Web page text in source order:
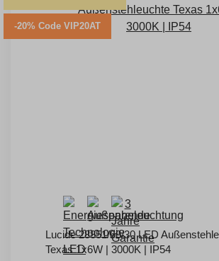
-20% Code VIP20AT
Lucide 28851/60/30 LED
Texas 1x6W | 3000K | IP54